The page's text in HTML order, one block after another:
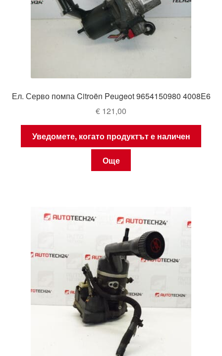
Ел. Серво помпа Citroën Peugeot 9654150980 4008E6
€ 121,00
Уведомете, когато продуктът е наличен
Още